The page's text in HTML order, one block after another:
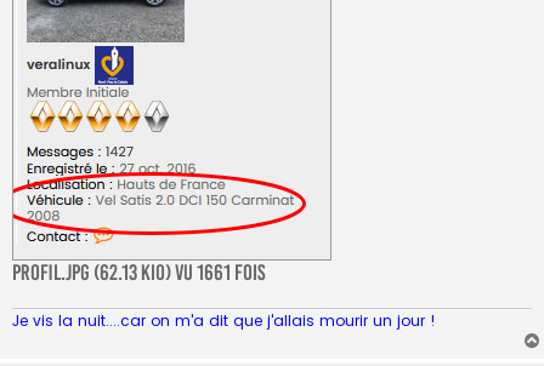
Profil.jpg (62.13 Kio) Vu 1661 fois
Je vis la nuit....car on m'a dit que j'allais mourir un jour !